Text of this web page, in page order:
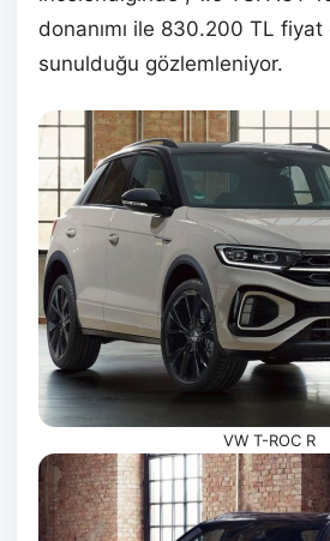
donanımı ile 830.200 TL fiyat
sunulduğu gözlemleniyor.
VW T-ROC R